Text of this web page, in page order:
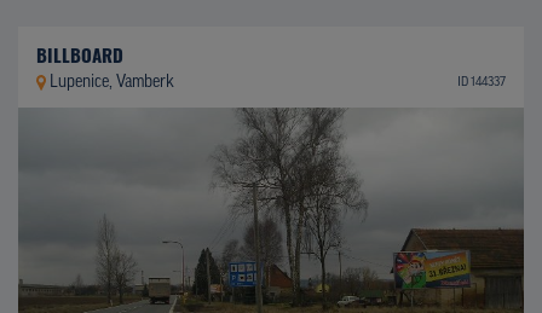
BILLBOARD
Lupenice, Vamberk ID 144337